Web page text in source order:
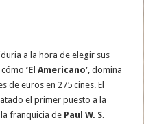
a la hora de elegir sus
‘El Americano’, domina
de euros en 275 cines. El
el primer puesto a la
franquicia de Paul W. S.